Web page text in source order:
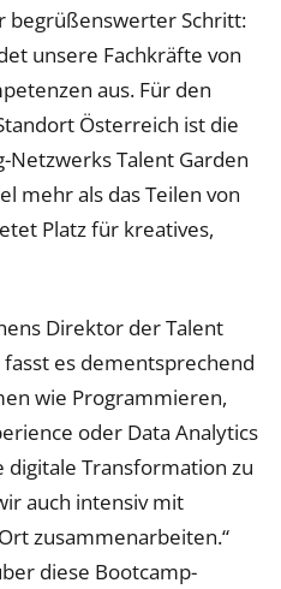
begrüßenswerter Schritt:
unsere Fachkräfte von
aus. Für den
Österreich ist die
Netzwerks Talent Garden
mehr als das Teilen von
Platz für kreatives,
Direktor der Talent
es dementsprechend
wie Programmieren,
oder Data Analytics
digitale Transformation zu
auch intensiv mit
zusammenarbeiten.“
diese Bootcamp-